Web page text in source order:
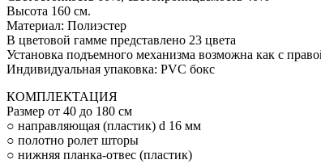
Высота 160 см.
Материал: Полиэстер
В цветовой гамме представлено 23 цвета
Установка подъемного механизма возможна как с
Индивидуальная упаковка: PVC бокс
КОМПЛЕКТАЦИЯ
Размер от 40 до 180 см
○ направляющая (пластик) d 16 мм
○ полотно ролет шторы
○ нижняя планка-отвес (пластик)